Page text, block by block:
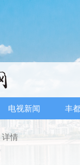
电视新闻 丰
详情